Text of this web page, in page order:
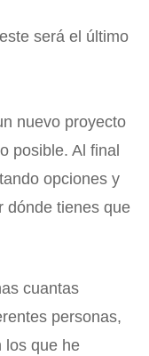
será el último
nuevo proyecto
posible. Al final
opciones y
dónde tienes que
cuantas
personas,
los que he